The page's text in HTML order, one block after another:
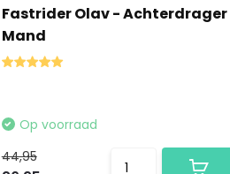
Fastrider Olav - Achterdrager
Mand
Op voorraad
44,95